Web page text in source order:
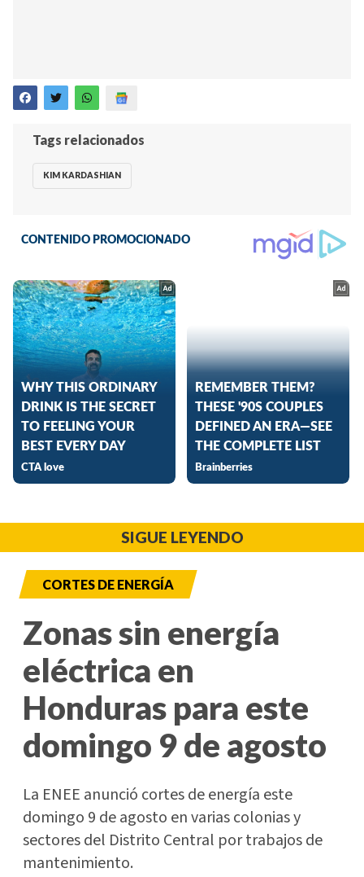
Tags relacionados
KIM KARDASHIAN
SIGUE LEYENDO
CORTES DE ENERGÍA
Zonas sin energía
eléctrica en
Honduras para este
domingo 9 de agosto
La ENEE anunció cortes de energía este
domingo 9 de agosto en varias colonias y
sectores del Distrito Central por trabajos de
mantenimiento.